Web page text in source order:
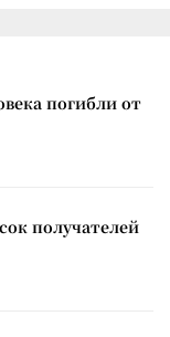
погибли от
получателей